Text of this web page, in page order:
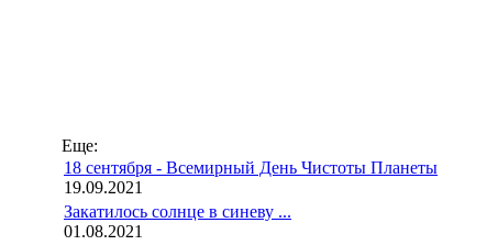
Еще:
18 сентября - Всемирный День Чистоты Планеты
19.09.2021
Закатилось солнце в синеву ...
01.08.2021